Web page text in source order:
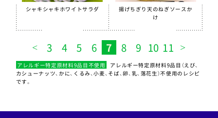
シャキシャキホワイトサラダ
揚げちぎり天のねぎソースか
け
3 4 5 6 7 8 9 10 11
アレルギー特定原材料9品目不使用
アレルギー特定原材料9品目（えび、
カシューナッツ、かに、くるみ、小麦、そば、卵、乳、落花生）不使用のレシピ
です。